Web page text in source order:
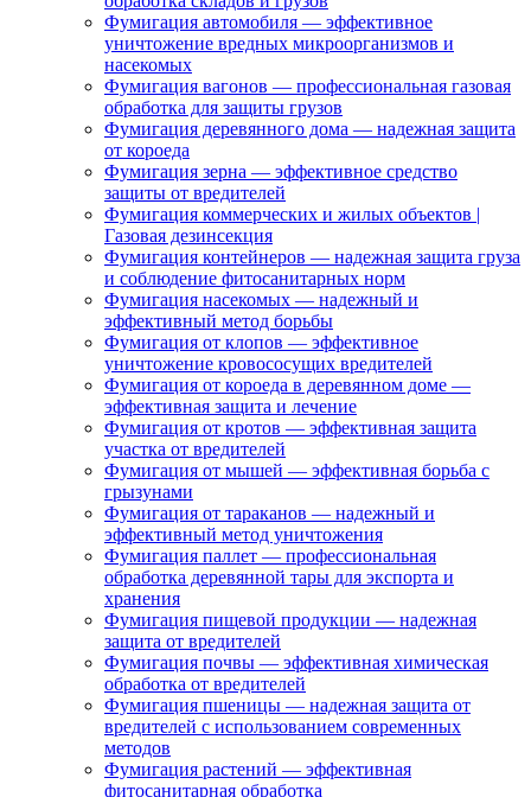
Фумигация автомобиля — эффективное
уничтожение вредных микроорганизмов и
насекомых
Фумигация вагонов — профессиональная газовая
обработка для защиты грузов
Фумигация деревянного дома — надежная защита
от короеда
Фумигация зерна — эффективное средство
защиты от вредителей
Фумигация коммерческих и жилых объектов |
Газовая дезинсекция
Фумигация контейнеров — надежная защита груза
и соблюдение фитосанитарных норм
Фумигация насекомых — надежный и
эффективный метод борьбы
Фумигация от клопов — эффективное
уничтожение кровососущих вредителей
Фумигация от короеда в деревянном доме —
эффективная защита и лечение
Фумигация от кротов — эффективная защита
участка от вредителей
Фумигация от мышей — эффективная борьба с
грызунами
Фумигация от тараканов — надежный и
эффективный метод уничтожения
Фумигация паллет — профессиональная
обработка деревянной тары для экспорта и
хранения
Фумигация пищевой продукции — надежная
защита от вредителей
Фумигация почвы — эффективная химическая
обработка от вредителей
Фумигация пшеницы — надежная защита от
вредителей с использованием современных
методов
Фумигация растений — эффективная
фитосанитарная обработка